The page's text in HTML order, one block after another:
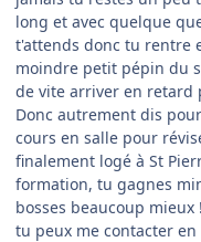
long et avec quelque
t'attends donc tu rentre
moindre petit pépin du
de vite arriver en retard
Donc autrement dis
cours en salle pour
finalement logé à St
formation, tu gagnes
bosses beaucoup mieux
tu peux me contacter